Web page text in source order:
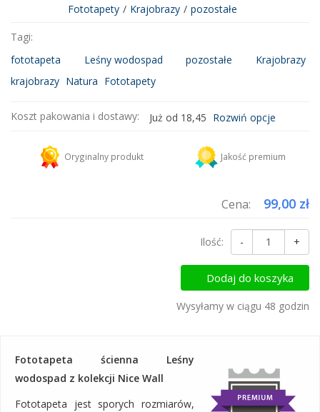
Fototapety / Krajobrazy / pozostałe
Tagi:
fototapeta
Leśny wodospad pozostałe
Krajobrazy
krajobrazy Natura Fototapety
Koszt pakowania i dostawy: Już od 18,45 Rozwiń opcje
Kurier DHL
Dodaj więcej produktów do koszyka i zapłać za wysyłkę tylko raz!
Oryginalny produkt Jakość premium
Cena: 99,00 zł
Dodaj do koszyka
Ilość: - +
Wysyłamy w ciągu 48 godzin
Fototapeta ścienna Leśny
wodospad z kolekcji Nice Wall
Fototapeta jest sporych rozmiarów,